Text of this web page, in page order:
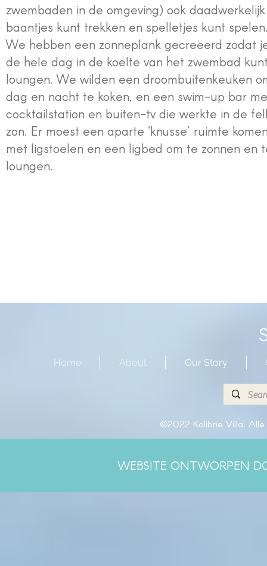
zwembaden in de omgeving) ook daadwerkelijk
baantjes kunt trekken en spelletjes kunt
We hebben een zonneplank gecreëerd zodat
de hele dag in de koelte van het zwembad
loungen. We wilden een droombuitenkeuken
dag en nacht te koken, en een swim-up bar
cocktailstation en buiten-tv die werkte in de
zon. Er moest een aparte ‘knusse’ ruimte
met ligstoelen en een ligbed om te zonnen en
loungen.
Home About Our Story
©2022 Kolibrie Villa.
WEBSITE ONTWORPEN